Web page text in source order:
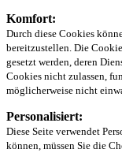
Komfort:
Durch diese Cookies
bereitzustellen. Die
gesetzt werden, deren
Cookies nicht zulassen,
möglicherweise nicht
Personalisiert:
Diese Seite verwendet
können, müssen Sie die